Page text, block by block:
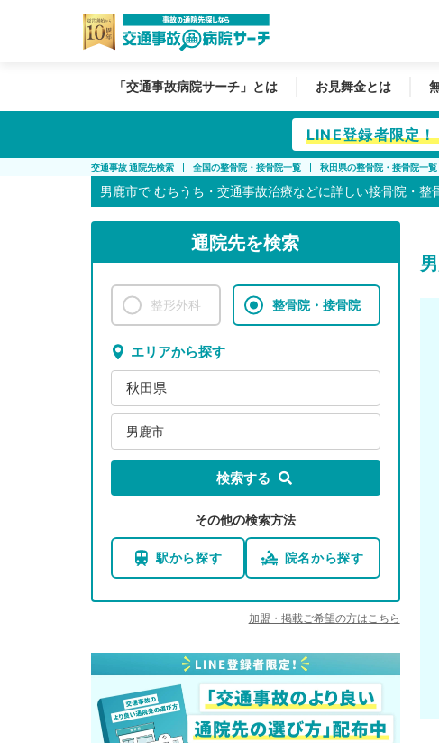
「交通事故病院サーチ」とは お見舞金とは
LINE登録者限定
交通事故 通院先検索 全国の整骨院・接骨院一覧 秋田県の整骨院・接骨院一覧
男鹿市で むちうち・交通事故治療などに詳しい接骨院・整
通院先を検索
整形外科 整骨院・接骨院
エリアから探す
秋田県
男鹿市
検索する
その他の検索方法
駅から探す 院名から探す
加盟・掲載ご希望の方はこちら